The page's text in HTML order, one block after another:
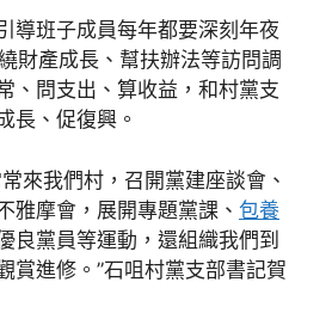
導班子成員每年都要深刻年夜
財產成長、幫扶辦法等訪問調
、問支出、算收益，和村黨支
長、促復興。
來我們村，召開黨建座談會、
雅摩會，展開專題黨課、 包養
良黨員等運動，還組織我們到
賞進修。”石咀村黨支部書記賀